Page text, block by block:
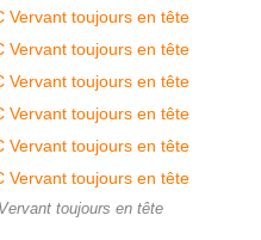
toujours en tête